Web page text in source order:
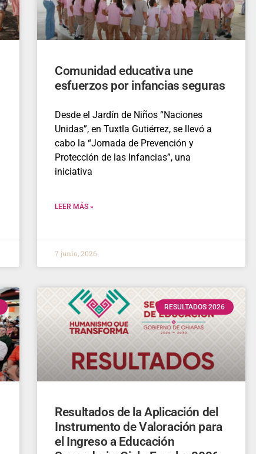
Comunidad educativa une
esfuerzos por infancias seguras
Desde el Jardín de Niños “Naciones
Unidas”, en Tuxtla Gutiérrez, se llevó a
cabo la “Jornada de Prevención y
Protección de las Infancias”, una
iniciativa
LEER MÁS »
7 junio, 2026
RESULTADOS 2026
Resultados de la Aplicación del
Instrumento de Valoración para
el Ingreso a Educación